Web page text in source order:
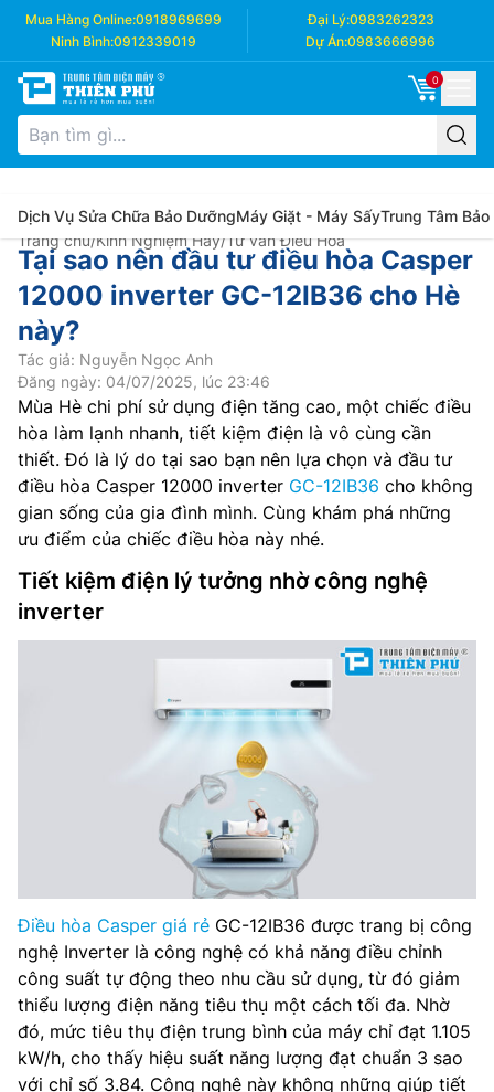
Mua Hàng Online:0918969699 Đại Lý:0983262323
Ninh Bình:0912339019 Dự Án:0983666996
0
Dịch Vụ Sửa Chữa Bảo DưỡngMáy Giặt - Máy SấyTrung Tâm Bảo
Trang chủ/Kinh Nghiệm Hay/Tư vấn Điều Hòa
Tại sao nên đầu tư điều hòa Casper
12000 inverter GC-12IB36 cho Hè
này?
Tác giả: Nguyễn Ngọc Anh
Đăng ngày: 04/07/2025, lúc 23:46
Mùa Hè chi phí sử dụng điện tăng cao, một chiếc điều
hòa làm lạnh nhanh, tiết kiệm điện là vô cùng cần
thiết. Đó là lý do tại sao bạn nên lựa chọn và đầu tư
điều hòa Casper 12000 inverter GC-12IB36 cho không
gian sống của gia đình mình. Cùng khám phá những
ưu điểm của chiếc điều hòa này nhé.
Tiết kiệm điện lý tưởng nhờ công nghệ
inverter
Điều hòa Casper giá rẻ GC-12IB36 được trang bị công
nghệ Inverter là công nghệ có khả năng điều chỉnh
công suất tự động theo nhu cầu sử dụng, từ đó giảm
thiểu lượng điện năng tiêu thụ một cách tối đa. Nhờ
đó, mức tiêu thụ điện trung bình của máy chỉ đạt 1.105
kW/h, cho thấy hiệu suất năng lượng đạt chuẩn 3 sao
với chỉ số 3.84. Công nghệ này không những giúp tiết